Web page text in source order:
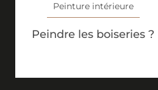
Peinture intérieure
Peindre les boiseries ?